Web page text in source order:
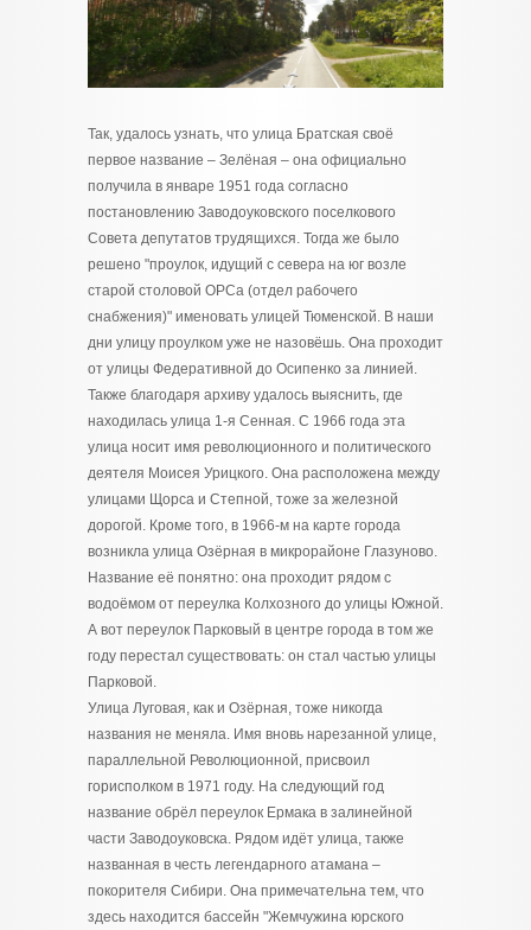
Так, удалось узнать, что улица Братская своё
первое название – Зелёная – она официально
получила в январе 1951 года согласно
постановлению Заводоуковского поселкового
Совета депутатов трудящихся. Тогда же было
решено "проулок, идущий с севера на юг возле
старой столовой ОРСа (отдел рабочего
снабжения)" именовать улицей Тюменской. В наши
дни улицу проулком уже не назовёшь. Она проходит
от улицы Федеративной до Осипенко за линией.
Также благодаря архиву удалось выяснить, где
находилась улица 1-я Сенная. С 1966 года эта
улица носит имя революционного и политического
деятеля Моисея Урицкого. Она расположена между
улицами Щорса и Степной, тоже за железной
дорогой. Кроме того, в 1966-м на карте города
возникла улица Озёрная в микрорайоне Глазуново.
Название её понятно: она проходит рядом с
водоёмом от переулка Колхозного до улицы Южной.
А вот переулок Парковый в центре города в том же
году перестал существовать: он стал частью улицы
Парковой.
Улица Луговая, как и Озёрная, тоже никогда
названия не меняла. Имя вновь нарезанной улице,
параллельной Революционной, присвоил
горисполком в 1971 году. На следующий год
название обрёл переулок Ермака в залинейной
части Заводоуковска. Рядом идёт улица, также
названная в честь легендарного атамана –
покорителя Сибири. Она примечательна тем, что
здесь находится бассейн "Жемчужина юрского